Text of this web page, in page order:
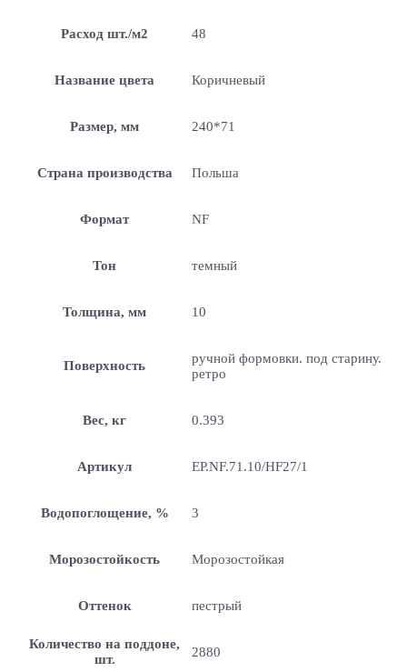
Расход шт./м2 48
Название цвета Коричневый
Размер, мм 240*71
Страна производства Польша
Формат NF
Тон темный
Толщина, мм 10
Поверхность
ручной формовки. под старину.
ретро
Вес, кг 0.393
Артикул EP.NF.71.10/HF27/1
Водопоглощение, % 3
Морозостойкость Морозостойкая
Оттенок пестрый
Количество на поддоне,
шт.
2880